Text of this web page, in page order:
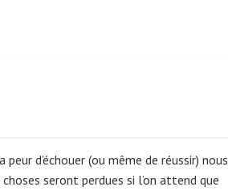
d’échouer (ou même de réussir) nous
seront perdues si l’on attend que